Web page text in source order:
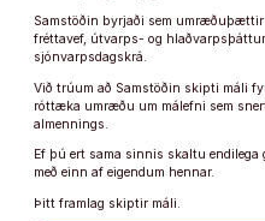
Samstöðin byrjaði sem umræðuþættir
fréttavef, útvarps- og
sjónvarpsdagskrá.
Við trúum að Samstöðin skipti máli
róttæka umræðu um málefni sem
almennings.
Ef þú ert sama sinnis skaltu
með einn af eigendum hennar.
Þitt framlag skiptir máli.